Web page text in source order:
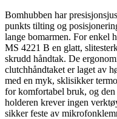
Bomhubben har
punkts tilting og
lange bomarmen. For enkel
MS 4221 B en glatt,
skrudd håndtak. De
clutchhåndtaket er laget av
med en myk, sklisikker
for komfortabel bruk, og den
holderen krever ingen
sikker feste av